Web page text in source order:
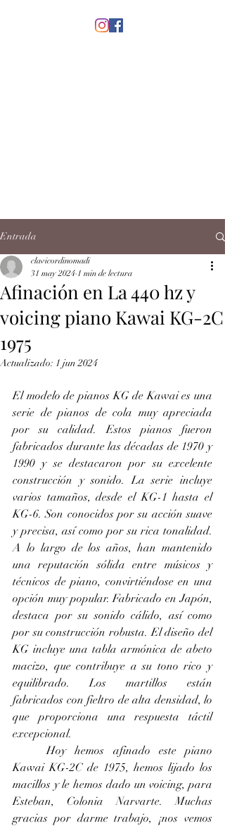
Entrada
Afinación en La 440 hz y
voicing piano Kawai KG-2C
1975
clavicordinomadi
31 may 2024 1 min de lectura
Actualizado: 1 jun 2024
El modelo de pianos KG de Kawai es una
serie de pianos de cola muy apreciada
por su calidad. Estos pianos fueron
fabricados durante las décadas de 1970 y
1990 y se destacaron por su excelente
construcción y sonido. La serie incluye
varios tamaños, desde el KG-1 hasta el
KG-6. Son conocidos por su acción suave
y precisa, así como por su rica tonalidad.
A lo largo de los años, han mantenido
una reputación sólida entre músicos y
técnicos de piano, convirtiéndose en una
opción muy popular. Fabricado en Japón,
destaca por su sonido cálido, así como
por su construcción robusta. El diseño del
KG incluye una tabla armónica de abeto
macizo, que contribuye a su tono rico y
equilibrado. Los martillos están
fabricados con fieltro de alta densidad, lo
que proporciona una respuesta táctil
excepcional.
	Hoy hemos afinado este piano
Kawai KG-2C de 1975, hemos lijado los
macillos y le hemos dado un voicing, para
Esteban, Colonia Narvarte. Muchas
gracias por darme trabajo, ¡nos vemos